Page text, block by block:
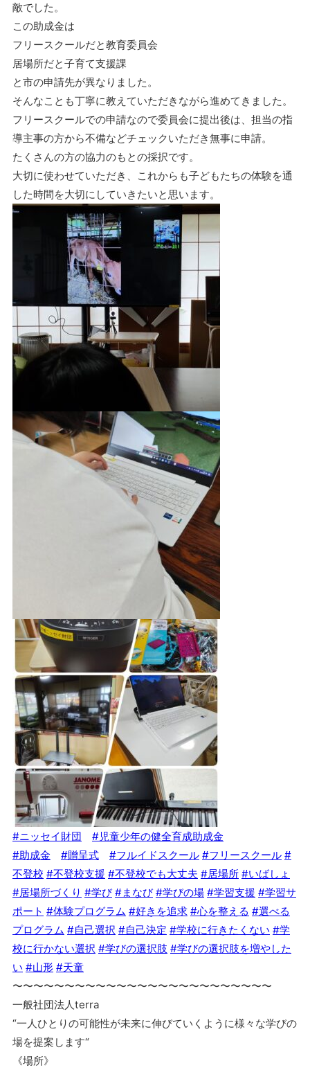
敵でした。
この助成金は
フリースクールだと教育委員会
居場所だと子育て支援課
と市の申請先が異なりました。
そんなことも丁寧に教えていただきながら進めてきました。
フリースクールでの申請なので委員会に提出後は、担当の指
導主事の方から不備などチェックいただき無事に申請。
たくさんの方の協力のもとの採択です。
大切に使わせていただき、これからも子どもたちの体験を通
した時間を大切にしていきたいと思います。
#ニッセイ財団
#児童少年の健全育成助成金
#助成金
#贈呈式 #フルイドスクール #フリースクール #
不登校 #不登校支援 #不登校でも大丈夫 #居場所 #いばしょ
#居場所づくり #学び #まなび #学びの場 #学習支援 #学習サ
ポート #体験プログラム #好きを追求 #心を整える #選べる
プログラム #自己選択 #自己決定 #学校に行きたくない #学
校に行かない選択 #学びの選択肢 #学びの選択肢を増やした
い #山形 #天童
〜〜〜〜〜〜〜〜〜〜〜〜〜〜〜〜〜〜〜〜〜〜〜〜〜
一般社団法人terra
“一人ひとりの可能性が未来に伸びていくように様々な学びの
場を提案します“
《場所》